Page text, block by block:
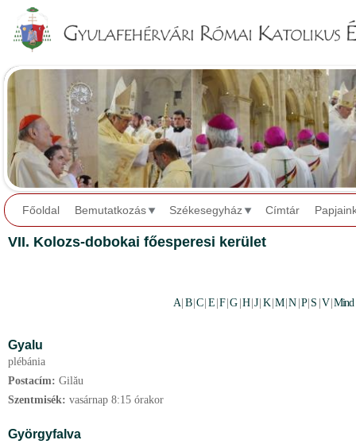
Főoldal Bemutatkozás Székesegyház Címtár
VII. Kolozs-dobokai főesperesi kerület
A B |C E F |G H |J K |M |N P S V |Mind
Gyalu
plébánia
Postacím: Gilău
Szentmisék: vasárnap 8:15 órakor
Györgyfalva